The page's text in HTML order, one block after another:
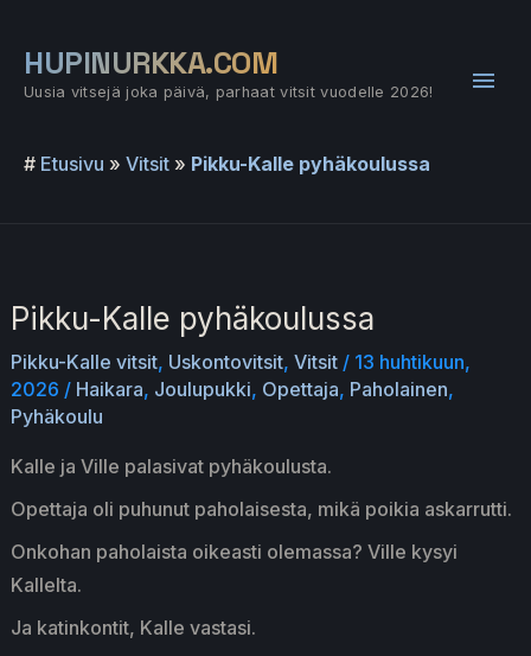
sisältöön
HUPINURKKA.COM
Uusia vitsejä joka päivä, parhaat vitsit vuodelle 2026!
# Etusivu » Vitsit » Pikku-Kalle pyhäkoulussa
Pikku-Kalle pyhäkoulussa
Pikku-Kalle vitsit, Uskontovitsit, Vitsit/ 13 huhtikuun,
2026 / Haikara, Joulupukki, Opettaja, Paholainen,
Pyhäkoulu
Kalle ja Ville palasivat pyhäkoulusta.
Opettaja oli puhunut paholaisesta, mikä poikia askarrutti.
Onkohan paholaista oikeasti olemassa? Ville kysyi
Kallelta.
Ja katinkontit, Kalle vastasi.